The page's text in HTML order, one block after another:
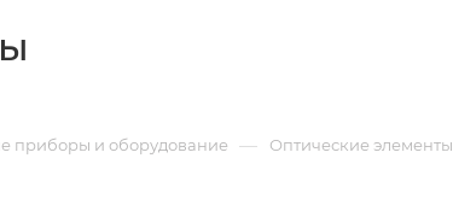
приборы и оборудование — Оптические элементы